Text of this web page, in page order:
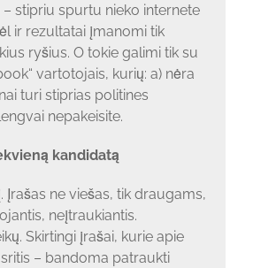
stipriu spurtu nieko internete
ir rezultatai įmanomi tik
ryšius. O tokie galimi tik su
vartotojais, kurių: a) nėra
turi stiprias politines
nepakeisite.
kandidatą
Įrašas ne viešas, tik draugams,
neįtraukiantis.
Skirtingi įrašai, kurie apie
– bandoma patraukti